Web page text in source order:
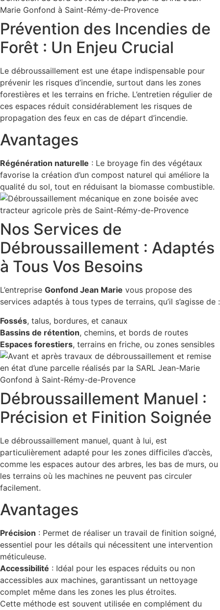
Prévention des Incendies de
Forêt : Un Enjeu Crucial
Le débroussaillement est une étape indispensable pour
prévenir les risques d’incendie, surtout dans les zones
forestières et les terrains en friche. L’entretien régulier de
ces espaces réduit considérablement les risques de
propagation des feux en cas de départ d’incendie.
Avantages
Régénération naturelle : Le broyage fin des végétaux
favorise la création d’un compost naturel qui améliore la
qualité du sol, tout en réduisant la biomasse combustible.
Nos Services de
Débroussaillement : Adaptés
à Tous Vos Besoins
L’entreprise Gonfond Jean Marie vous propose des
services adaptés à tous types de terrains, qu’il s’agisse de :
Fossés, talus, bordures, et canaux
Bassins de rétention, chemins, et bords de routes
Espaces forestiers, terrains en friche, ou zones sensibles
Débroussaillement Manuel :
Précision et Finition Soignée
Le débroussaillement manuel, quant à lui, est
particulièrement adapté pour les zones difficiles d’accès,
comme les espaces autour des arbres, les bas de murs, ou
les terrains où les machines ne peuvent pas circuler
facilement.
Avantages
Précision : Permet de réaliser un travail de finition soigné,
essentiel pour les détails qui nécessitent une intervention
méticuleuse.
Accessibilité : Idéal pour les espaces réduits ou non
accessibles aux machines, garantissant un nettoyage
complet même dans les zones les plus étroites.
Cette méthode est souvent utilisée en complément du